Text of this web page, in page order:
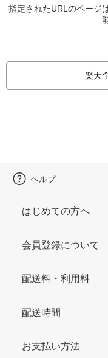
指定されたURLのページ
楽天
ヘルプ
はじめての方へ
会員登録について
配送料・利用料
配送時間
お支払い方法